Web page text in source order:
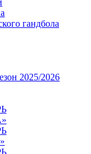
гандбола
2025/2026